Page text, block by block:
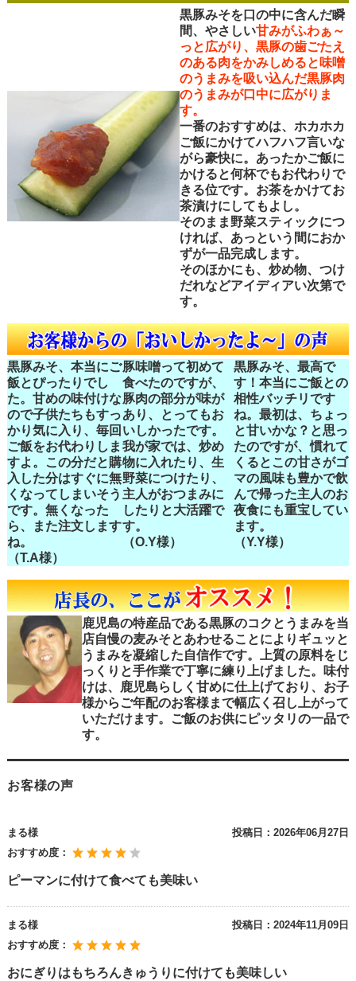
黒豚みそを口の中に含んだ瞬
間、やさしい甘みがふわぁ～
っと広がり、黒豚の歯ごたえ
のある肉をかみしめると味噌
のうまみを吸い込んだ黒豚肉
のうまみが口中に広がりま
す。
一番のおすすめは、ホカホカ
ご飯にかけてハフハフ言いな
がら豪快に。あったかご飯に
かけると何杯でもお代わりで
きる位です。お茶をかけてお
茶漬けにしてもよし。
そのまま野菜スティックにつ
ければ、あっという間におか
ずが一品完成します。
そのほかにも、炒め物、つけ
だれなどアイディアい次第で
す。
黒豚みそ、本当にご
飯とぴったりでし
た。甘めの味付けな
ので子供たちもすっ
かり気に入り、毎回
ご飯をお代わりしま
すよ。この分だと購
入した分はすぐに無
くなってしまいそう
です。無くなった
ら、また注文します
ね。
（T.A様）
豚味噌って初めて
食べたのですが、
豚肉の部分が味が
あり、とってもお
いしかったです。
我が家では、炒め
物に入れたり、生
野菜につけたり、
主人がおつまみに
したりと大活躍で
す。
（O.Y様）
黒豚みそ、最高で
す！本当にご飯との
相性バッチリです
ね。最初は、ちょっ
と甘いかな？と思っ
たのですが、慣れて
くるとこの甘さがゴ
マの風味も豊かで飲
んで帰った主人のお
夜食にも重宝してい
ます。
（Y.Y様）
鹿児島の特産品である黒豚のコクとうまみを当
店自慢の麦みそとあわせることによりギュッと
うまみを凝縮した自信作です。上質の原料をじ
っくりと手作業で丁寧に練り上げました。味付
けは、鹿児島らしく甘めに仕上げており、お子
様からご年配のお客様まで幅広く召し上がって
いただけます。ご飯のお供にピッタリの一品で
す。
お客様の声
まる様 投稿日： 2026年06月27日
おすすめ度：
ピーマンに付けて食べても美味い
まる様 投稿日： 2024年11月09日
おすすめ度：
おにぎりはもちろんきゅうりに付けても美味しい